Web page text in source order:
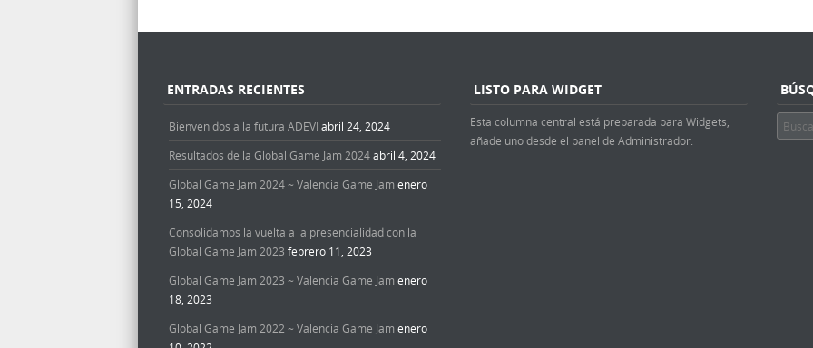
ENTRADAS RECIENTES
Bienvenidos a la futura ADEVI abril 24, 2024
Resultados de la Global Game Jam 2024abril 4, 2024
Global Game Jam 2024 ~ Valencia Game Jam enero
15, 2024
Consolidamos la vuelta a la presencialidad con la
Global Game Jam 2023 febrero 11, 2023
Global Game Jam 2023 ~ Valencia Game Jam enero
18, 2023
Global Game Jam 2022 ~ Valencia Game Jam enero
LISTO PARA WIDGET
Esta columna central está preparada para Widgets,
añade uno desde el panel de Administrador.
Buscar